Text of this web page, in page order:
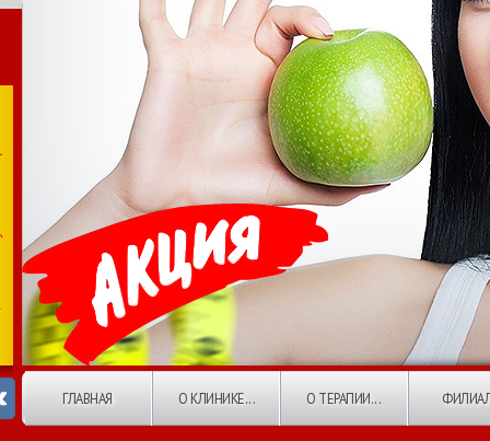
ГЛАВНАЯ О КЛИНИКЕ... О ТЕРАПИИ...